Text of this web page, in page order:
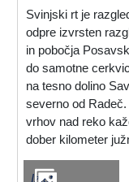
Svinjski rt je
odpre izvrsten
in pobočja
do samotne
na tesno dolino
severno od
vrhov nad reko
dober kilometer
Izlet